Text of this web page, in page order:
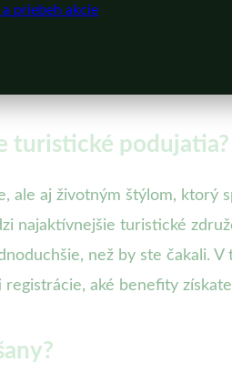
priebeh akcie
turistické podujatia?
ale aj životným štýlom, ktorý
najaktívnejšie turistické
než by ste čakali.
aké benefity